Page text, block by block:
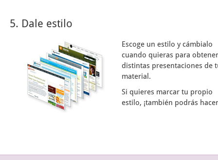
5. Dale estilo
Escoge un estilo y cámbialo
cuando quieras para obtener
distintas presentaciones de
material.
Si quieres marcar tu propio
estilo, ¡también podrás